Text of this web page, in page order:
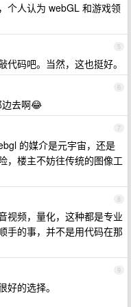
个人认为 webGL 和游戏领
5
码吧。当然，这也挺好。
6
去啊😂
7
的媒介是元宇宙，还是
，楼主不妨往传统的图像工
8
视频，量化，这种都是专业
手的事，并不是用代码在那
9
的选择。